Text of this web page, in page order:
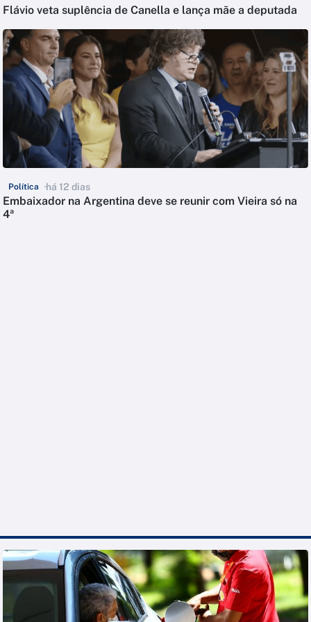
Flávio veta suplência de Canella e lança mãe a deputada
Política há 12 dias
Embaixador na Argentina deve se reunir com Vieira só na
4ª